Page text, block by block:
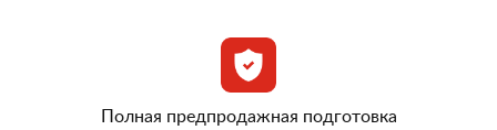
Полная предпродажная подготовка